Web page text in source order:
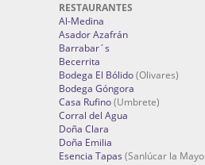
RESTAURANTES
Al-Medina
Asador Azafrán
Barrabar´s
Becerrita
Bodega El Bólido(Olivares)
Bodega Góngora
Casa Rufino(Umbrete)
Corral del Agua
Doña Clara
Doña Emilia
Esencia Tapas (Sanlúcar la